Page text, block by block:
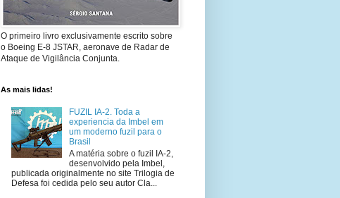
O primeiro livro exclusivamente escrito sobre
o Boeing E-8 JSTAR, aeronave de Radar de
Ataque de Vigilância Conjunta.
As mais lidas!
FUZIL IA-2. Toda a
experiencia da Imbel em
um moderno fuzil para o
Brasil
A matéria sobre o fuzil IA-2,
desenvolvido pela Imbel,
publicada originalmente no site Trilogia de
Defesa foi cedida pelo seu autor Cla...